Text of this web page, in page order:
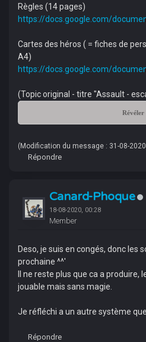
Règles (14 pages)
https://docs.google.com/
Cartes des héros ( = fiches de
A4)
https://docs.google.com/
(Topic original - titre "Assault -
Révéler
(Modification du message : 31-08-
Répondre
Canard-Phoque
18-08-2020, 00:28
Member
Deso, je suis en congés, donc les
prochaine ^^'
Il ne reste plus que ca a
jouable mais sans magie.
Je réfléchi a un autre système
Répondre